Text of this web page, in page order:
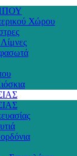
Χώρου